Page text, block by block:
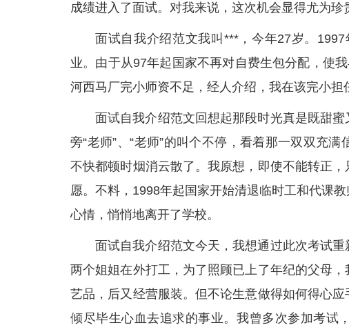
成绩进入了面试。对我来说，这次机会显得尤为珍
面试自我介绍范文我叫***，今年27岁。
业。由于从97年起国家不再对自费生包分配，使
河西马厂完小师资不足，经人介绍，我在该完小担
面试自我介绍范文回想起那段时光真是既甜
旁“老师”、“老师”的叫个不停，看着那一双双充
不快都顿时烟消云散了。我原想，即使不能转正
愿。不料，1998年起国家开始清退临时工和代课
心情，悄悄地离开了学校。
面试自我介绍范文今天，我想通过此次考试
两个姐姐在外打工，为了照顾已上了年纪的父母
艺品，后又经营服装。但不论生意做得如何得心
倾尽毕生心血去追求的事业。我曾多次参加考试